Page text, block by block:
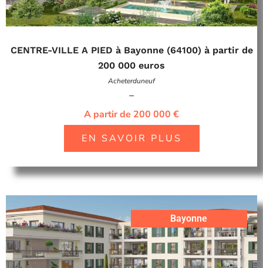
CENTRE-VILLE A PIED à Bayonne (64100) à partir de
200 000 euros
Acheterduneuf
–
A partir de 200 000 €
EN SAVOIR PLUS
Bayonne